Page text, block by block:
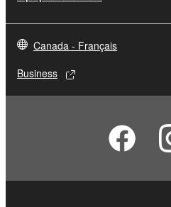
Canada - Français
Business